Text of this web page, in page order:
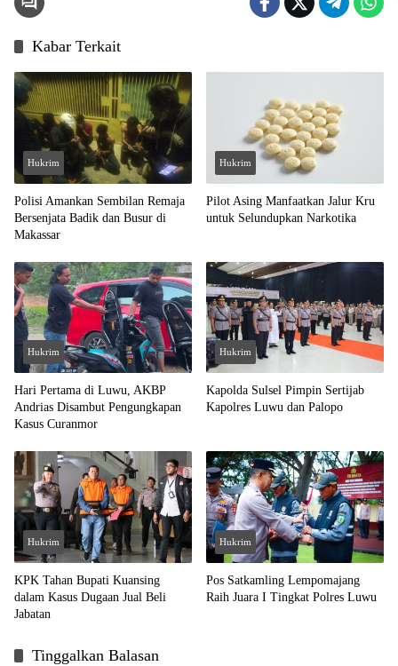
Kabar Terkait
Hukrim
Polisi Amankan Sembilan Remaja
Bersenjata Badik dan Busur di
Makassar
Hukrim
Pilot Asing Manfaatkan Jalur Kru
untuk Selundupkan Narkotika
Hukrim
Hari Pertama di Luwu, AKBP
Andrias Disambut Pengungkapan
Kasus Curanmor
Hukrim
Kapolda Sulsel Pimpin Sertijab
Kapolres Luwu dan Palopo
Hukrim
KPK Tahan Bupati Kuansing
dalam Kasus Dugaan Jual Beli
Jabatan
Hukrim
Pos Satkamling Lempomajang
Raih Juara I Tingkat Polres Luwu
Tinggalkan Balasan